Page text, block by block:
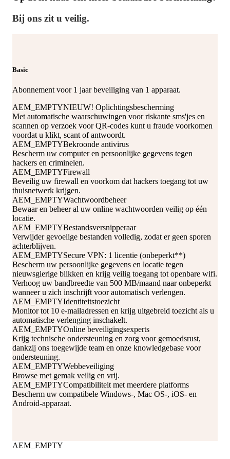
Bij ons zit u veilig.
Basic
Abonnement voor 1 jaar beveiliging van 1 apparaat.
AEM_EMPTYNIEUW! Oplichtingsbescherming​
Met automatische waarschuwingen voor riskante sms'jes en
scannen op verzoek voor QR-codes kunt u fraude voorkomen
voordat u klikt, scant of antwoordt.
AEM_EMPTYBekroonde antivirus
Bescherm uw computer en persoonlijke gegevens tegen
hackers en criminelen.
AEM_EMPTYFirewall
Beveilig uw firewall en voorkom dat hackers toegang tot uw
thuisnetwerk krijgen.
AEM_EMPTYWachtwoordbeheer
Bewaar en beheer al uw online wachtwoorden veilig op één
locatie.
AEM_EMPTYBestandsversnipperaar
Verwijder gevoelige bestanden volledig, zodat er geen sporen
achterblijven.
AEM_EMPTYSecure VPN: 1 licentie (onbeperkt**)
Bescherm uw persoonlijke gegevens en locatie tegen
nieuwsgierige blikken en krijg veilig toegang tot openbare wifi.
Verhoog uw bandbreedte van 500 MB/maand naar onbeperkt
wanneer u zich inschrijft voor automatisch verlengen.
AEM_EMPTYIdentiteitstoezicht
Monitor tot 10 e-mailadressen en krijg uitgebreid toezicht als u
automatische verlenging inschakelt.
AEM_EMPTYOnline beveiligingsexperts
Krijg technische ondersteuning en zorg voor gemoedsrust,
dankzij ons toegewijde team en onze knowledgebase voor
ondersteuning.
AEM_EMPTYWebbeveiliging
Browse met gemak veilig en vrij.
AEM_EMPTYCompatibiliteit met meerdere platforms
Bescherm uw compatibele Windows-, Mac OS-, iOS- en
Android-apparaat.
AEM_EMPTY